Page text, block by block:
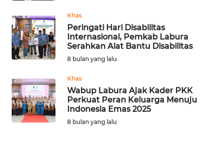
Khas
Peringati Hari Disabilitas
Internasional, Pemkab Labura
Serahkan Alat Bantu Disabilitas
8 bulan yang lalu
Khas
Wabup Labura Ajak Kader PKK
Perkuat Peran Keluarga Menuju
Indonesia Emas 2025
8 bulan yang lalu
WN
JABAR
BANTEN
WN
NTT